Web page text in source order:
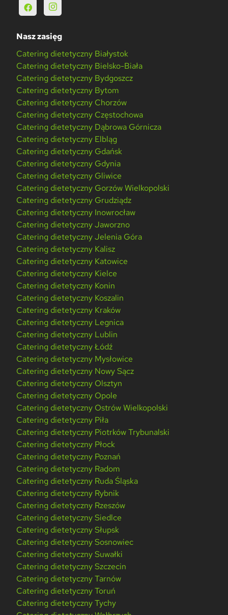
Nasz zasięg
Catering dietetyczny Białystok
Catering dietetyczny Bielsko-Biała
Catering dietetyczny Bydgoszcz
Catering dietetyczny Bytom
Catering dietetyczny Chorzów
Catering dietetyczny Częstochowa
Catering dietetyczny Dąbrowa Górnicza
Catering dietetyczny Elbląg
Catering dietetyczny Gdańsk
Catering dietetyczny Gdynia
Catering dietetyczny Gliwice
Catering dietetyczny Gorzów Wielkopolski
Catering dietetyczny Grudziądz
Catering dietetyczny Inowrocław
Catering dietetyczny Jaworzno
Catering dietetyczny Jelenia Góra
Catering dietetyczny Kalisz
Catering dietetyczny Katowice
Catering dietetyczny Kielce
Catering dietetyczny Konin
Catering dietetyczny Koszalin
Catering dietetyczny Kraków
Catering dietetyczny Legnica
Catering dietetyczny Lublin
Catering dietetyczny Łódź
Catering dietetyczny Mysłowice
Catering dietetyczny Nowy Sącz
Catering dietetyczny Olsztyn
Catering dietetyczny Opole
Catering dietetyczny Ostrów Wielkopolski
Catering dietetyczny Piła
Catering dietetyczny Piotrków Trybunalski
Catering dietetyczny Płock
Catering dietetyczny Poznań
Catering dietetyczny Radom
Catering dietetyczny Ruda Śląska
Catering dietetyczny Rybnik
Catering dietetyczny Rzeszów
Catering dietetyczny Siedlce
Catering dietetyczny Słupsk
Catering dietetyczny Sosnowiec
Catering dietetyczny Suwałki
Catering dietetyczny Szczecin
Catering dietetyczny Tarnów
Catering dietetyczny Toruń
Catering dietetyczny Tychy